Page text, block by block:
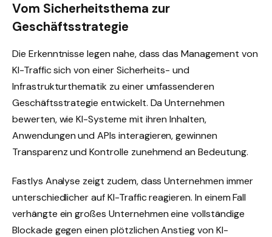
Vom Sicherheitsthema zur
Geschäftsstrategie
Die Erkenntnisse legen nahe, dass das Management von
KI-Traffic sich von einer Sicherheits- und
Infrastrukturthematik zu einer umfassenderen
Geschäftsstrategie entwickelt. Da Unternehmen
bewerten, wie KI-Systeme mit ihren Inhalten,
Anwendungen und APIs interagieren, gewinnen
Transparenz und Kontrolle zunehmend an Bedeutung.
Fastlys Analyse zeigt zudem, dass Unternehmen immer
unterschiedlicher auf KI-Traffic reagieren. In einem Fall
verhängte ein großes Unternehmen eine vollständige
Blockade gegen einen plötzlichen Anstieg von KI-